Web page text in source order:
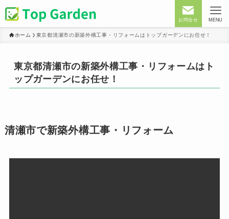
お問合せ MENU
ホーム 東京都清瀬市の新築外構工事・リフォームはトップガーデンにお任せ！
東京都清瀬市の新築外構工事・リフォームはト
ップガーデンにお任せ！
清瀬市で新築外構工事・リフォーム